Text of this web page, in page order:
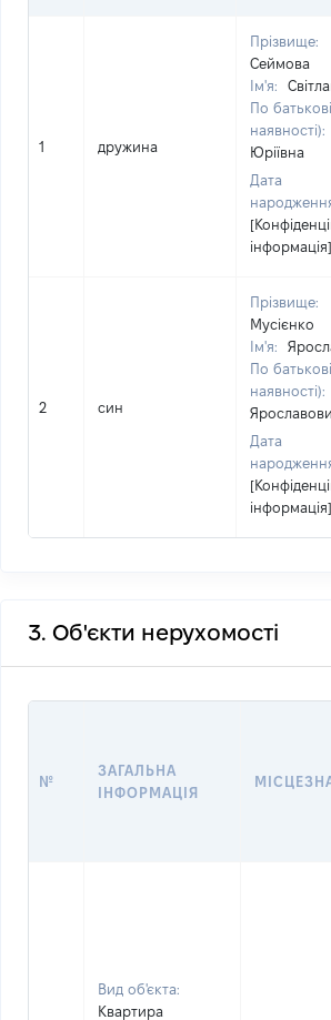
1 дружина
Прізвище:
Сеймова
Ім'я:
По
наявності):
Юріївна
Дата
інформація]
2 син
Прізвище:
Мусієнко
Ім'я:
По
наявності):
Дата
інформація]
3. Об'єкти нерухомості
№
ЗАГАЛЬНА
ІНФОРМАЦІЯ
Вид об'єкта:
Квартира